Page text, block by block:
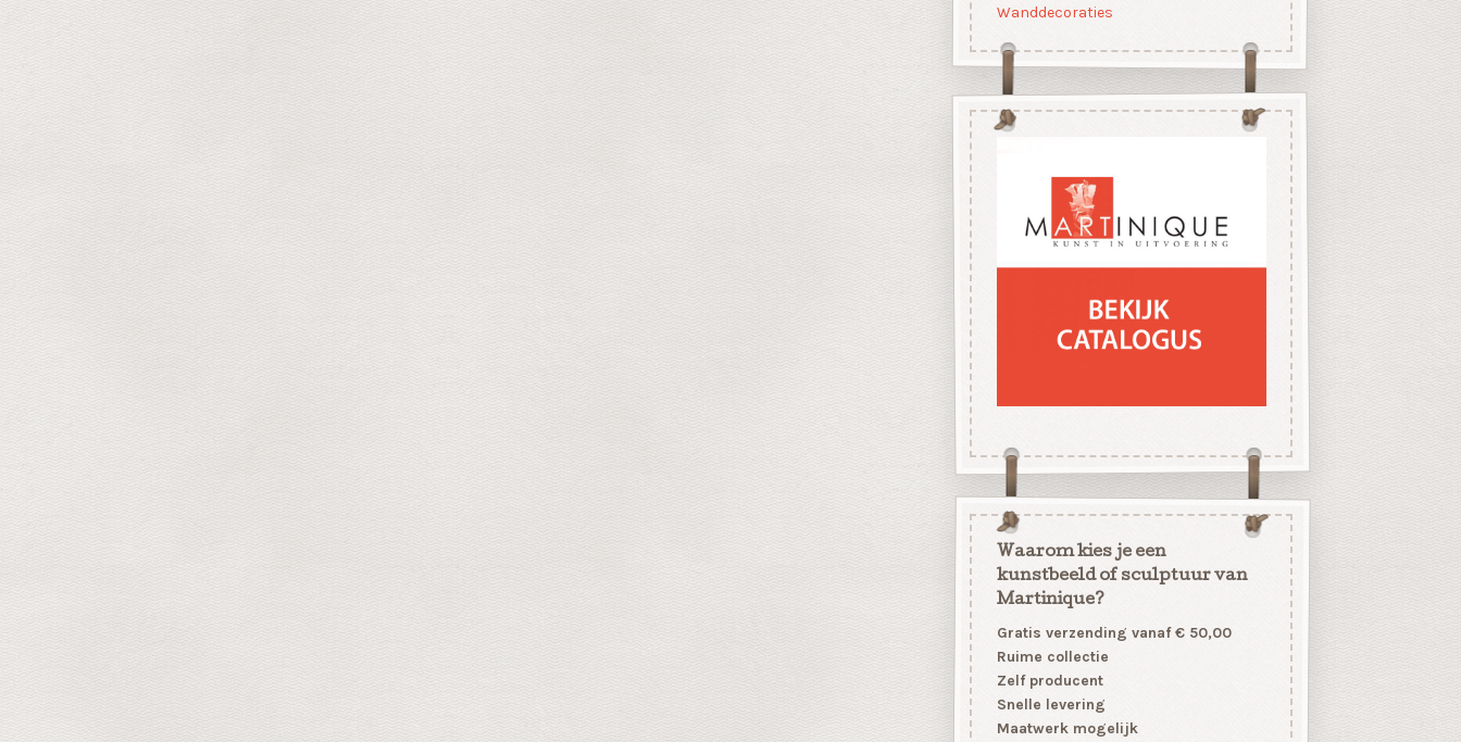
Wanddecoraties
Waarom kies je een
kunstbeeld of sculptuur van
Martinique?
Gratis verzending vanaf € 50,00
Ruime collectie
Zelf producent
Snelle levering
Maatwerk mogelijk